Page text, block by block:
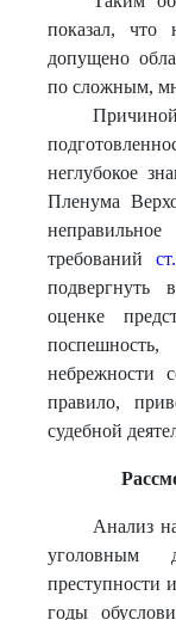
показал, что
допущено
по сложным,
неглубокое
Пленума
требований
подвергнуть
оценке
небрежности
правило,
судебной
Анализ
уголовным
преступности
годы